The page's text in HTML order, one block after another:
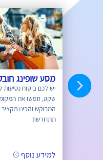
בעידן
רבה
מסע שופינג
יש לכם ביטוח
שקט, חפשו את
המבוקש והכינו
תתחדשו!
למידע נוסף